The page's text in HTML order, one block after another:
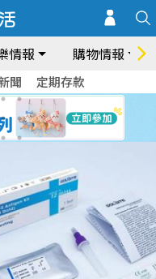
情報 購物情報
聞 定期存款